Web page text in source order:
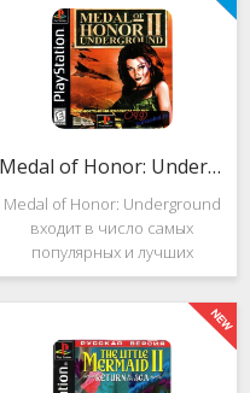
игры создавались разными
людьми, Darkstone имеет
общие
Medal of Honor: Underground
Medal of Honor: Underground
входит в число самых
популярных и лучших
шутеров от первого лица для
Sony Playstation. Эта игра
посвящена Второй мировой
войне. Вы будете играть за
девушку Менон. Являясь